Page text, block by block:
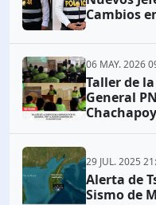
Cambios
06 MAY. 2026
Taller de
General
29 JUL. 2025
Alerta de
Sismo de